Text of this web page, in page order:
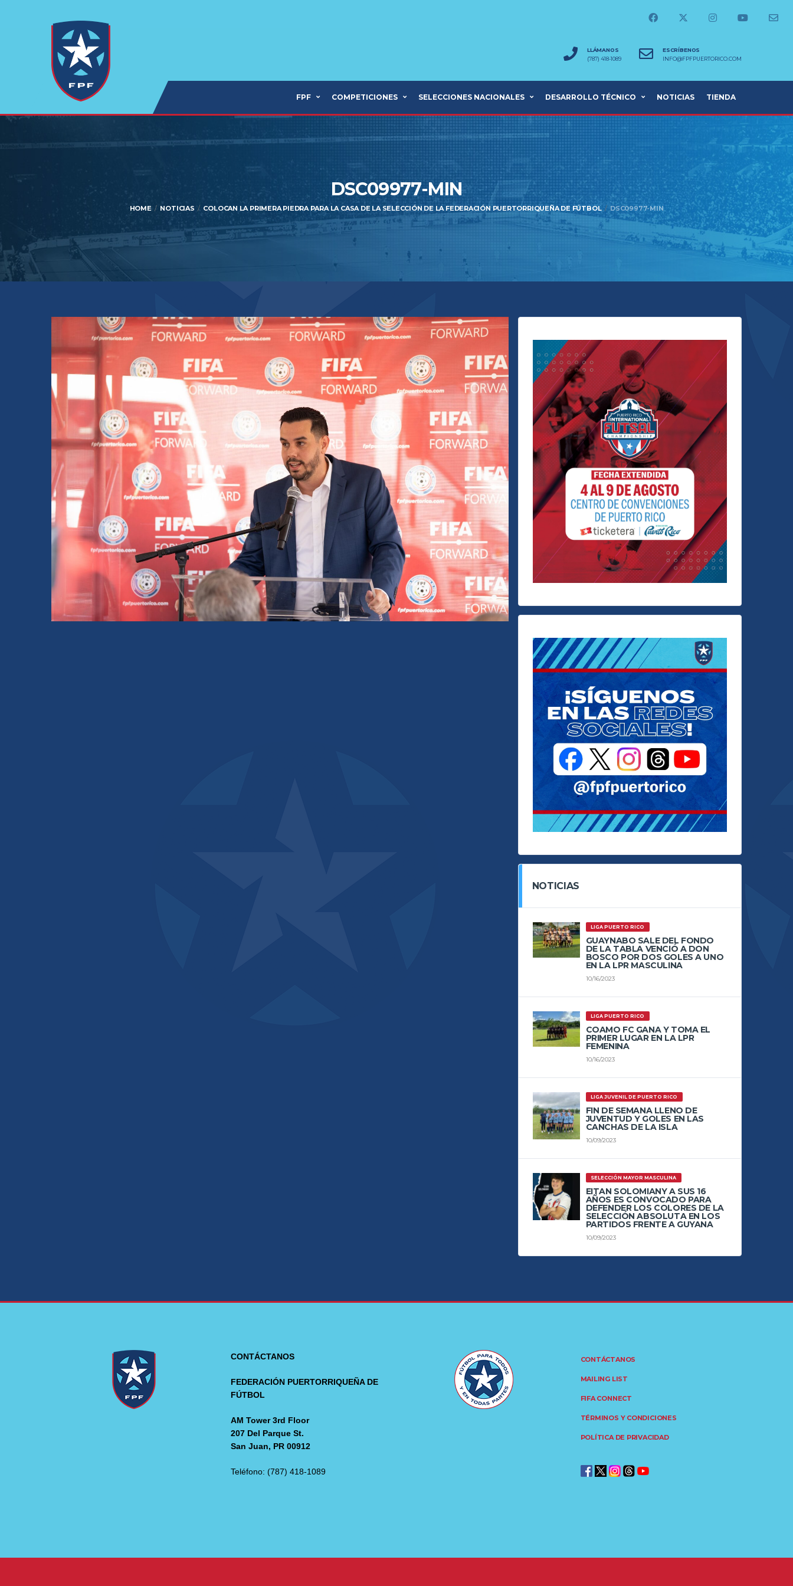
LLÁMANOS
(787) 418-1089
ESCRÍBENOS
INFO@FPFPUERTORICO.COM
FPF COMPETICIONES SELECCIONES NACIONALES DESARROLLO TÉCNICO NOTICIAS TIENDA
DSC09977-MIN
HOME NOTICIAS COLOCAN LA PRIMERA PIEDRA PARA LA CASA DE LA SELECCIÓN DE LA FEDERACIÓN PUERTORRIQUEÑA DE FÚTBOL DSC09977-MIN
NOTICIAS
LIGA PUERTO RICO
GUAYNABO SALE DEL FONDO
DE LA TABLA VENCIÓ A DON
BOSCO POR DOS GOLES A UNO
EN LA LPR MASCULINA
10/16/2023
LIGA PUERTO RICO
COAMO FC GANA Y TOMA EL
PRIMER LUGAR EN LA LPR
FEMENINA
10/16/2023
LIGA JUVENIL DE PUERTO RICO
FIN DE SEMANA LLENO DE
JUVENTUD Y GOLES EN LAS
CANCHAS DE LA ISLA
10/09/2023
SELECCIÓN MAYOR MASCULINA
EITAN SOLOMIANY A SUS 16
AÑOS ES CONVOCADO PARA
DEFENDER LOS COLORES DE LA
SELECCIÓN ABSOLUTA EN LOS
PARTIDOS FRENTE A GUYANA
10/09/2023
CONTÁCTANOS
FEDERACIÓN PUERTORRIQUEÑA DE
FÚTBOL
AM Tower 3rd Floor
207 Del Parque St.
San Juan, PR 00912
Teléfono: (787) 418-1089
CONTÁCTANOS
MAILING LIST
FIFA CONNECT
TÉRMINOS Y CONDICIONES
POLÍTICA DE PRIVACIDAD